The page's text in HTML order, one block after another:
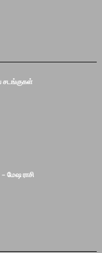
மேஷ ராசி